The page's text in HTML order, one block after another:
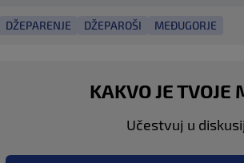
DŽEPARENJE DŽEPAROŠI MEĐUGORJE
KAKVO JE TVOJE
Učestvuj u